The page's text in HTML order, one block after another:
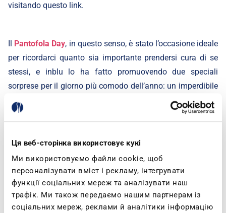
Ця веб-сторінка використовує кукі
Ми використовуємо файли cookie, щоб
персоналізувати вміст і рекламу, інтегрувати
функції соціальних мереж та аналізувати наш
трафік. Ми також передаємо нашим партнерам із
соціальних мереж, реклами й аналітики інформацію
visitando questo link.
Il Pantofola Day, in questo senso, è stato l’occasione ideale
per ricordarci quanto sia importante prendersi cura di se
stessi, e inblu lo ha fatto promuovendo due speciali
sorprese per il giorno più comodo dell’anno: un imperdibile
sconto del 20% su tutta la collezione di pantofole, presso
gli store aderenti l'iniziativa e qui sul nostro sito tramite
acquistabile online, disponibile fino a esaurimento scorte e
personalizzabile con due style tenerissimi: Pet Lover e
Mood.
Sul nostro sito un’invasione di comfort!